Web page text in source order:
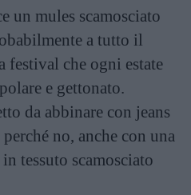
un mules scamosciato
a tutto il
festival che ogni estate
e gettonato.
da abbinare con jeans
no, anche con una
tessuto scamosciato